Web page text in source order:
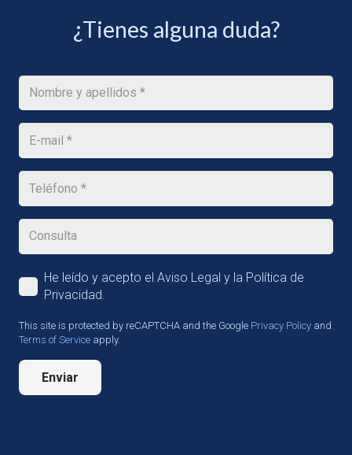
¿Tienes alguna duda?
He leído y acepto el Aviso Legal y la Política de
Privacidad.
This site is protected by reCAPTCHA and the Google Privacy Policy and
Terms of Service apply.
Enviar